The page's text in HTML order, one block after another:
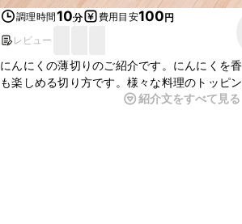
調理時間10分 費用目安100円
レビュー
にんにくの薄切りのご紹介です。にんにくを
も楽しめる切り方です。様々な料理のトッピ
クチップや、ステーキ、炒め物などによく使
紹介文をすべて見る